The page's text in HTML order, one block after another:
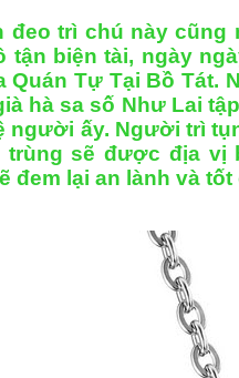
đeo trì chú này
tận biện tài, ngày
Quán Tự Tại Bồ Tát.
hà sa số Như Lai
người ấy. Người trì
trùng sẽ được địa vị
đem lại an lành và